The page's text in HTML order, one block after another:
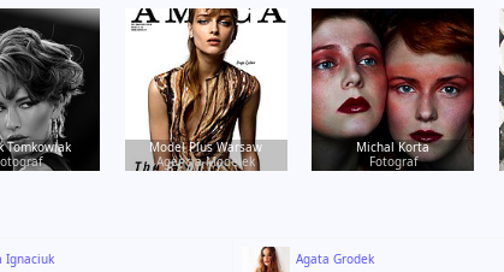
Tomkowiak
Model Plus Warsaw
Agencja Modelek
Michal Korta
Fotograf
Ignaciuk
Agata Grodek